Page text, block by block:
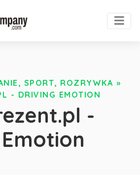
SPORT, ROZRYWKA »
- DRIVING EMOTION
-